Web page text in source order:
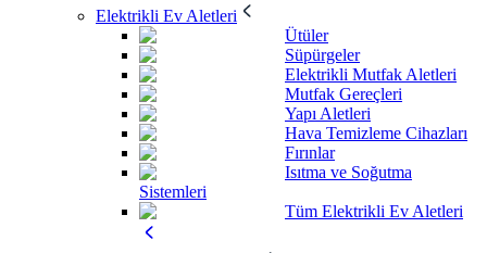
Elektrikli Ev Aletleri
Ütüler
Süpürgeler
Elektrikli Mutfak Aletleri
Mutfak Gereçleri
Yapı Aletleri
Hava Temizleme Cihazları
Fırınlar
Isıtma ve Soğutma
Sistemleri
Tüm Elektrikli Ev Aletleri